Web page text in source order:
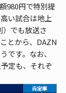
980円で特別提
い試合は地上
でも放送さ
とから、DAZN
です。なお、
定も、それぞ